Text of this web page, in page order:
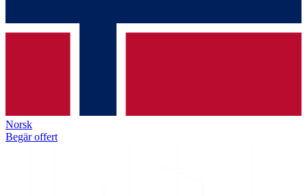
Norsk
Begär offert